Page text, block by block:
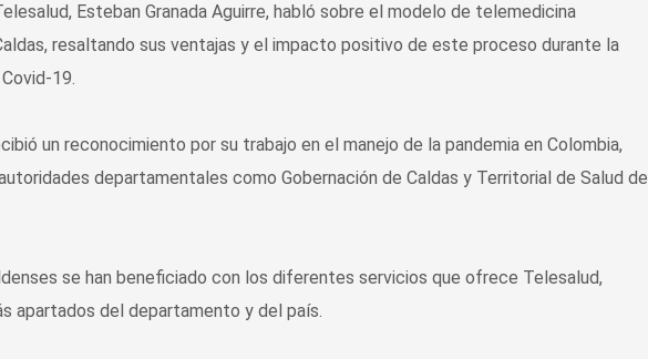
Esteban Granada Aguirre, habló sobre el modelo de telemedicina
resaltando sus ventajas y el impacto positivo de este proceso durante la
19.
un reconocimiento por su trabajo en el manejo de la pandemia en Colombia,
departamentales como Gobernación de Caldas y Territorial de Salud de
se han beneficiado con los diferentes servicios que ofrece Telesalud,
apartados del departamento y del país.